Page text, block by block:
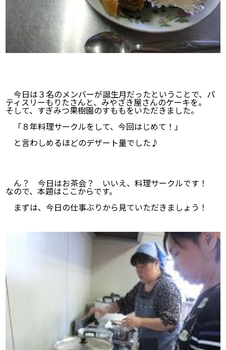
今日は３名のメンバーが誕生月だったということで、パ
ティスリーもりたさんと、みやざき屋さんのケーキを。
そして、すぎみつ果樹園のすももをいただきました。
「８年料理サークルをして、今回はじめて！」
と言わしめるほどのデザート量でした♪
ん？ 今日はお茶会？ いいえ、料理サークルです！
なので、本題はここからです。
まずは、今日の仕事ぶりから見ていただきましょう！